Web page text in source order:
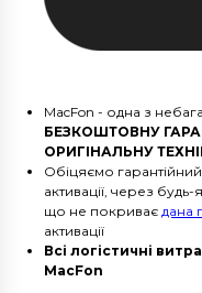
MacFon - одна з
БЕЗКОШТОВНУ
ОРИГІНАЛЬНУ
Обіцяємо
активації, через
що не покриває дана
активації
Всі логістичні
MacFon